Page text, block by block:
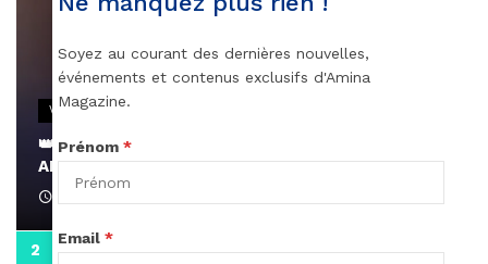
VIDEOS
👑 Remerciements à Ayden pour son message sur
AMINA, le Magazine de la Femme
0:13
Soyez au courant des dernières nouvelles,
événements et contenus exclusifs d'Amina
Magazine.
Prénom *
Email *